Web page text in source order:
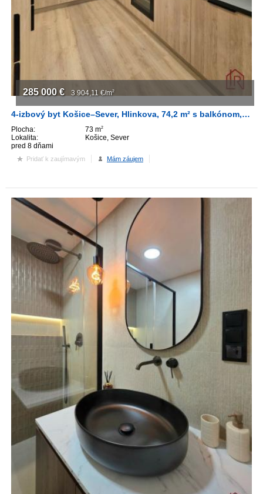
4-izbový byt Košice–Sever, Hlinkova, 74,2 m² s balkónom, 4.p
Plocha: 73 m2
Lokalita:
Košice, Sever
pred 8 dňami
285 000 € 3 904,11 €/m2
Pridať k zaujímavým Mám záujem